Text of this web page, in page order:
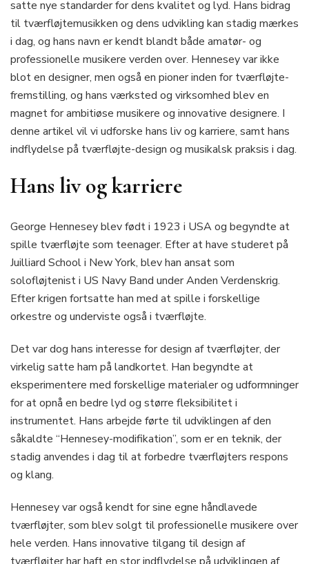
satte nye standarder for dens kvalitet og lyd. Hans bidrag
til tværfløjtemusikken og dens udvikling kan stadig mærkes
i dag, og hans navn er kendt blandt både amatør- og
professionelle musikere verden over. Hennesey var ikke
blot en designer, men også en pioner inden for tværfløjte-
fremstilling, og hans værksted og virksomhed blev en
magnet for ambitiøse musikere og innovative designere. I
denne artikel vil vi udforske hans liv og karriere, samt hans
indflydelse på tværfløjte-design og musikalsk praksis i dag.
Hans liv og karriere
George Hennesey blev født i 1923 i USA og begyndte at
spille tværfløjte som teenager. Efter at have studeret på
Juilliard School i New York, blev han ansat som
solofløjtenist i US Navy Band under Anden Verdenskrig.
Efter krigen fortsatte han med at spille i forskellige
orkestre og underviste også i tværfløjte.
Det var dog hans interesse for design af tværfløjter, der
virkelig satte ham på landkortet. Han begyndte at
eksperimentere med forskellige materialer og udformninger
for at opnå en bedre lyd og større fleksibilitet i
instrumentet. Hans arbejde førte til udviklingen af den
såkaldte “Hennesey-modifikation”, som er en teknik, der
stadig anvendes i dag til at forbedre tværfløjters respons
og klang.
Hennesey var også kendt for sine egne håndlavede
tværfløjter, som blev solgt til professionelle musikere over
hele verden. Hans innovative tilgang til design af